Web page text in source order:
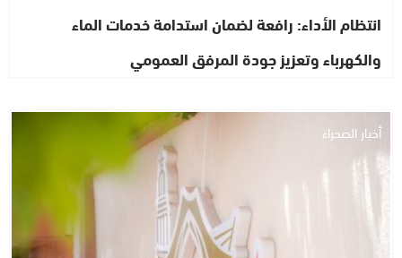
انتظام الأداء: رافعة لضمان استدامة خدمات الماء
والكهرباء وتعزيز جودة المرفق العمومي
أخبار الصحراء